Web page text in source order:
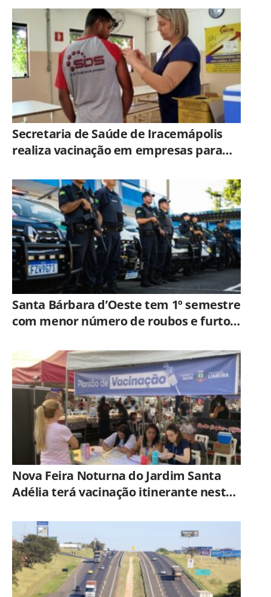
adolescentes em Americana
Secretaria de Saúde de Iracemápolis
realiza vacinação em empresas para
Santa Bárbara d’Oeste tem 1º semestre
com menor número de roubos e furtos
Nova Feira Noturna do Jardim Santa
Adélia terá vacinação itinerante nesta